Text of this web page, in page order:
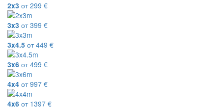
2x3 от299 €
3x3 от399 €
3x4.5 от449 €
3x6 от499 €
4x4 от997 €
4x6 от1397 €